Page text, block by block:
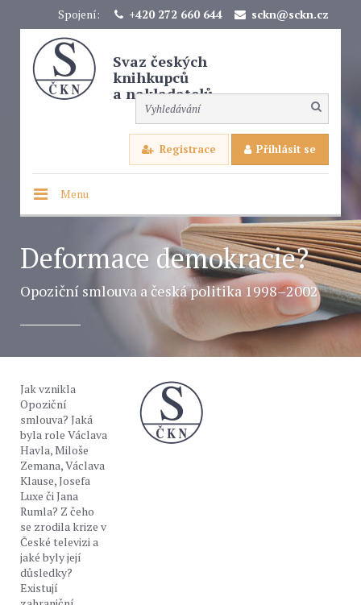
Spojení: +420 272 660 644 sckn@sckn.cz
Svaz českých
knihkupců
a nakladatelů
Registrace Přihlásit se
Menu
Deformace demokracie?
Opoziční smlouva a česká politika 1998–2002
Jak vznikla
Opoziční
smlouva? Jaká
byla role Václava
Havla, Miloše
Zemana, Václava
Klause, Josefa
Luxe či Jana
Rumla? Z čeho
se zrodila krize v
České televizi a
jaké byly její
důsledky?
Existují